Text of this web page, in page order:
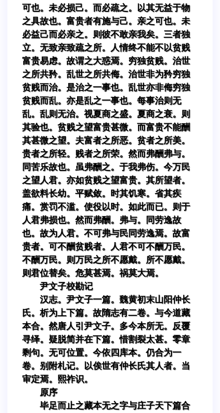
可也。未必损己。而必疏之。以其无益于物
之具故也。富贵者有施与己。亲之可也。未
必益己而必亲之。则彼不敢亲我矣。三者独
立。无致亲致疏之所。人情终不能不以贫贱
富贵易虑。故谓之大惑焉。穷独贫贱。治世
之所共矜。乱世之所共侮。治世非为矜穷独
贫贱而治。是治之一事也。乱世亦非侮穷独
贫贱而乱。亦是乱之一事也。每事治则无
乱。乱则无治。视夏商之盛。夏商之衰。则
其验也。贫贱之望富贵甚微。而富贵不能酬
其甚微之望。夫富者之所恶。贫者之所美。
贵者之所轻。贱者之所荣。然而弗酬弗与。
同苦乐故也。虽弗酬之。于我弗伤。今万民
之望人君。亦如贫贱之望富贵。其所望者。
盖欲料长幼。平赋敛。时其饥寒。省其疾
痛。赏罚不滥。使役以时。如此而已。则于
人君弗损也。然而弗酬。弗与。同劳逸故
也。故为人君。不可弗与民同劳逸焉。故富
贵者。可不酬贫贱者。人君不可不酬万民。
不酬万民。则万民之所不愿戴。所不愿戴。
则君位替矣。危莫甚焉。祸莫大焉。
尹文子校勘记
汉志。尹文子一篇。魏黄初末山阳仲长
氏。析为上下篇。故隋志有二卷。与今道藏
本合。然唐人引尹文子。多今本所无。反覆
寻绎。疑脱简并在下篇。惜割裂太甚。零章
剩句。无可位置。今依四库本。仍合为一
卷。别附札记。以俟世有仲长氏其人者。当
审定焉。熙祚识。
原序
毕足而止之藏本无之字与庄子天下篇合